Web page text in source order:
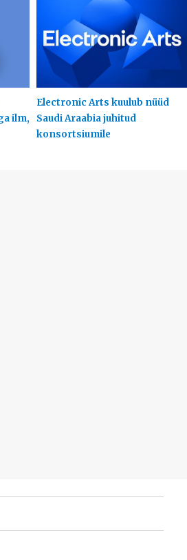
ilm,
Electronic Arts kuulub nüüd
Saudi Araabia juhitud
konsortsiumile